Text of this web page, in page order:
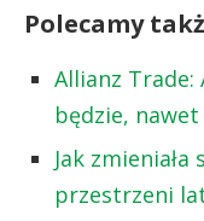
Polecamy
Allianz Trade:
będzie,
Jak
przestrzeni